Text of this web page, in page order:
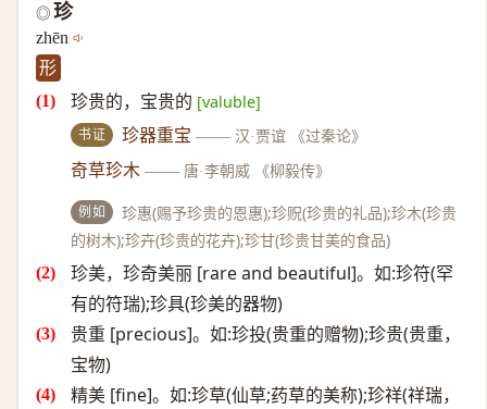
◎ 珍
zhēn
形
珍贵的，宝贵的 [valuble]
书证 珍器重宝 —— 汉·贾谊 《过秦论》
奇草珍木 —— 唐·李朝威 《柳毅传》
例如
珍惠(赐予珍贵的恩惠);珍贶(珍贵的礼品);珍木(珍贵
的树木);珍卉(珍贵的花卉);珍甘(珍贵甘美的食品)
珍美，珍奇美丽 [rare and beautiful]。如:珍符(罕
有的符瑞);珍具(珍美的器物)
贵重 [precious]。如:珍投(贵重的赠物);珍贵(贵重，
宝物)
精美 [fine]。如:珍草(仙草;药草的美称);珍祥(祥瑞，